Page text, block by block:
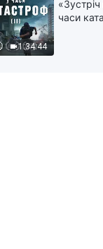
31:34
Відео
привітність
доброї
1:34:44
часи